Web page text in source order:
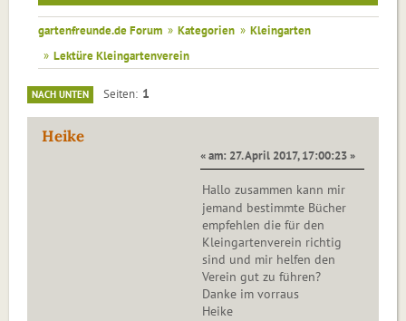
gartenfreunde.de Forum » Kategorien » Kleingarten
» Lektüre Kleingartenverein
NACH UNTEN Seiten 1
Heike
« am: 27. April 2017, 17:00:23 »
Hallo zusammen kann mir
jemand bestimmte Bücher
empfehlen die für den
Kleingartenverein richtig
sind und mir helfen den
Verein gut zu führen?
Danke im vorraus
Heike